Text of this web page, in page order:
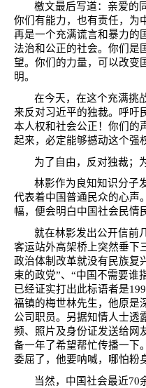
檄文最后写道：亲爱的
你们有能力，也有责任，为
再是一个充满谎言和暴力的
法治和公正的社会。你们是
望。你们的力量，可以改变
明。
在今天，在这个充满挑
来反对习近平的独裁。呼吁
本人权和社会公正！你们的
起来，必定能够撼动这个强
为了自由，反对独裁；
林影作为良知知识分子
代表着中国普通民众的心声
幅，便会明白中国社会民情
就在林影发出公开信前
客运站外高架桥上突然垂下
政治体制改革就没有民族复
束的政党”、“中国不需要谁
已经证实打出此标语者是
福镇的梅世林先生，他原是
公司职员。另据知情人士透
频、照片及身份证发送给网
备一年了希望帮忙传播一下
委屈了，他要呐喊，哪怕粉
当然，中国社会最近70